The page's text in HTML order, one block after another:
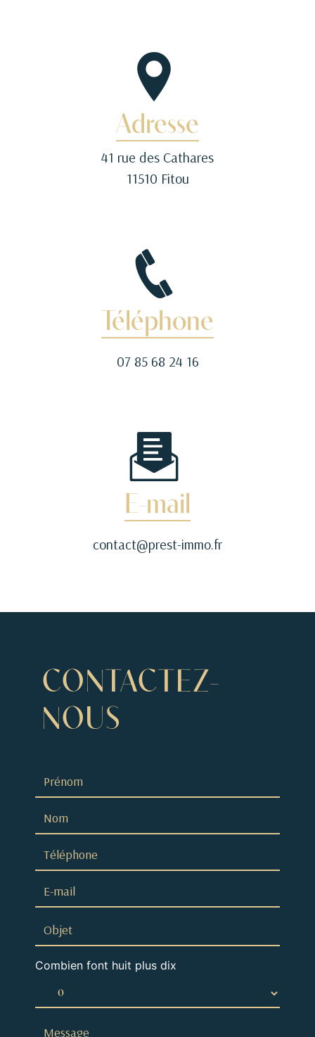
Adresse
41 rue des Cathares
11510 Fitou
Téléphone
07 85 68 24 16
E-mail
contact@prest-immo.fr
CONTACTEZ-
NOUS
Combien font huit plus dix